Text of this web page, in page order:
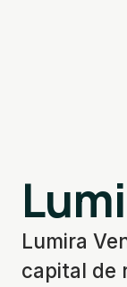
Lumira
capital de